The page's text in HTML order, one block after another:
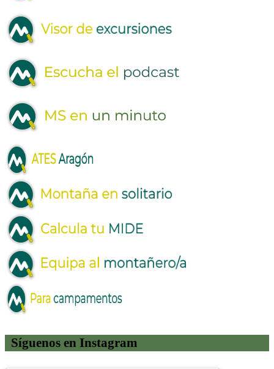
Síguenos en Instagram